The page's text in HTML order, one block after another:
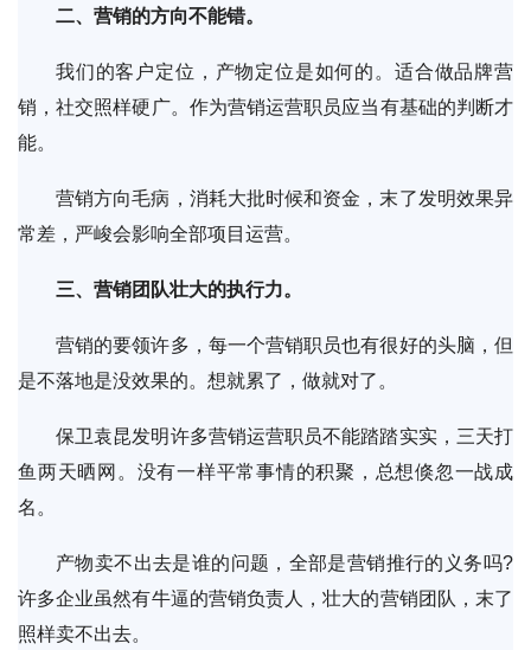
二、营销的方向不能错。
我们的客户定位，产物定位是如何的。适合做品牌营
销，社交照样硬广。作为营销运营职员应当有基础的判断才
能。
营销方向毛病，消耗大批时候和资金，末了发明效果异
常差，严峻会影响全部项目运营。
三、营销团队壮大的执行力。
营销的要领许多，每一个营销职员也有很好的头脑，但
是不落地是没效果的。想就累了，做就对了。
保卫袁昆发明许多营销运营职员不能踏踏实实，三天打
鱼两天晒网。没有一样平常事情的积聚，总想倏忽一战成
名。
产物卖不出去是谁的问题，全部是营销推行的义务吗?
许多企业虽然有牛逼的营销负责人，壮大的营销团队，末了
照样卖不出去。